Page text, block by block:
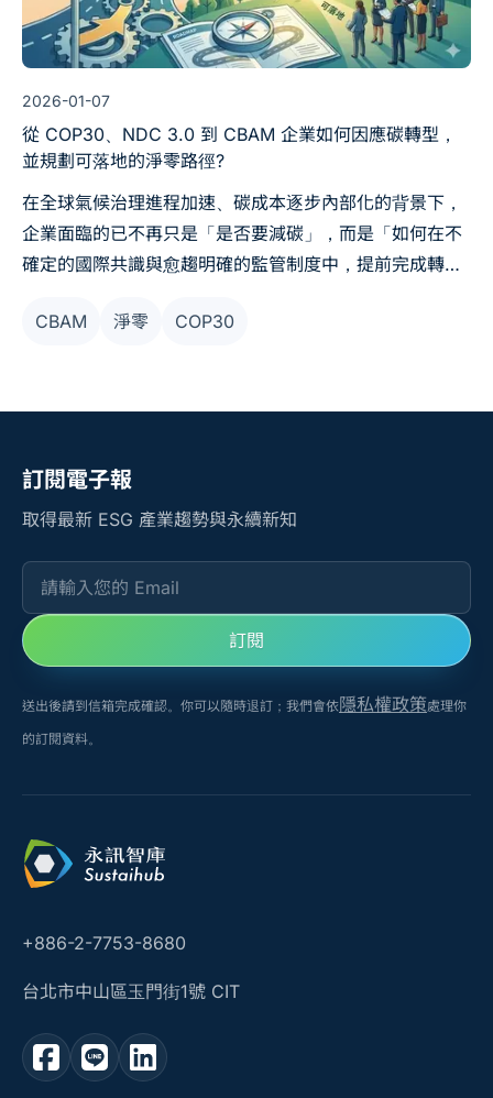
2026-01-07
從 COP30、NDC 3.0 到 CBAM 企業如何因應碳轉型，
並規劃可落地的淨零路徑?
在全球氣候治理進程加速、碳成本逐步內部化的背景下，
企業面臨的已不再只是「是否要減碳」，而是「如何在不
確定的國際共識與愈趨明確的監管制度中，提前完成轉型
的減碳目標，以及歐盟 CBAM 與台灣碳費制度的實質影
CBAM 淨零 COP30
訂閱電子報
取得最新 ESG 產業趨勢與永續新知
請輸入您的 Email
訂閱
送出後請到信箱完成確認。你可以隨時退訂；我們會依隱私權政策處理你
的訂閱資料。
+886-2-7753-8680
台北市中山區玉門街1號 CIT